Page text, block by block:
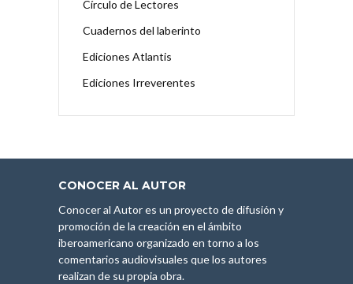
Círculo de Lectores
Cuadernos del laberinto
Ediciones Atlantis
Ediciones Irreverentes
CONOCER AL AUTOR
Conocer al Autor es un proyecto de difusión y
promoción de la creación en el ámbito
iberoamericano organizado en torno a los
comentarios audiovisuales que los autores
realizan de su propia obra.